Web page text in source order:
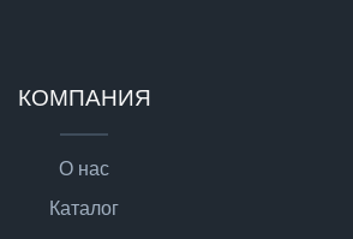
КОМПАНИЯ
О нас
Каталог